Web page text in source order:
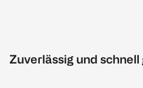
Zuverlässig und